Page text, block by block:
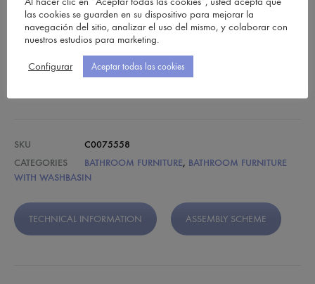
Add to
SKU
C0075558
CATEGORIES
BATHROOM FURNITURE, BATHROOM FURNITURE
WITH WASHBASIN
TECHNICAL INFORMATION ASSEMBLY SCHEME
las cookies se guarden en su dispositivo para mejorar la
navegación del sitio, analizar el uso del mismo, y colaborar con
nuestros estudios para marketing.
Configurar Aceptar todas las cookies